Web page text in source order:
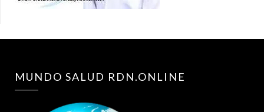
MUNDO SALUD RDN.ONLINE